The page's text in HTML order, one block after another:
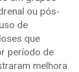
ou pós-
de
que
período de
melhora